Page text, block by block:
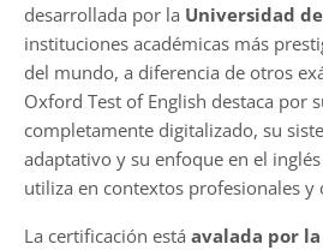
desarrollada por la Universidad
instituciones académicas más
del mundo, a diferencia de otros
Oxford Test of English destaca por
completamente digitalizado, su
adaptativo y su enfoque en el
utiliza en contextos profesionales y
La certificación está avalada por